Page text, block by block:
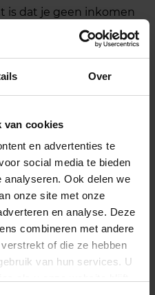
Over
van cookies
en advertenties te
social media te bieden
Ook delen we
onze site met onze
en analyse. Deze
combineren met andere
of die ze hebben
van hun services. U
is dat je geen inkomen
of
je je netjes aan je
Doe je dit niet, dan
minder
met een vaste
past een traditionele
voor zzp’ers
bent en dekking tot
combinatie met
AOV de betere